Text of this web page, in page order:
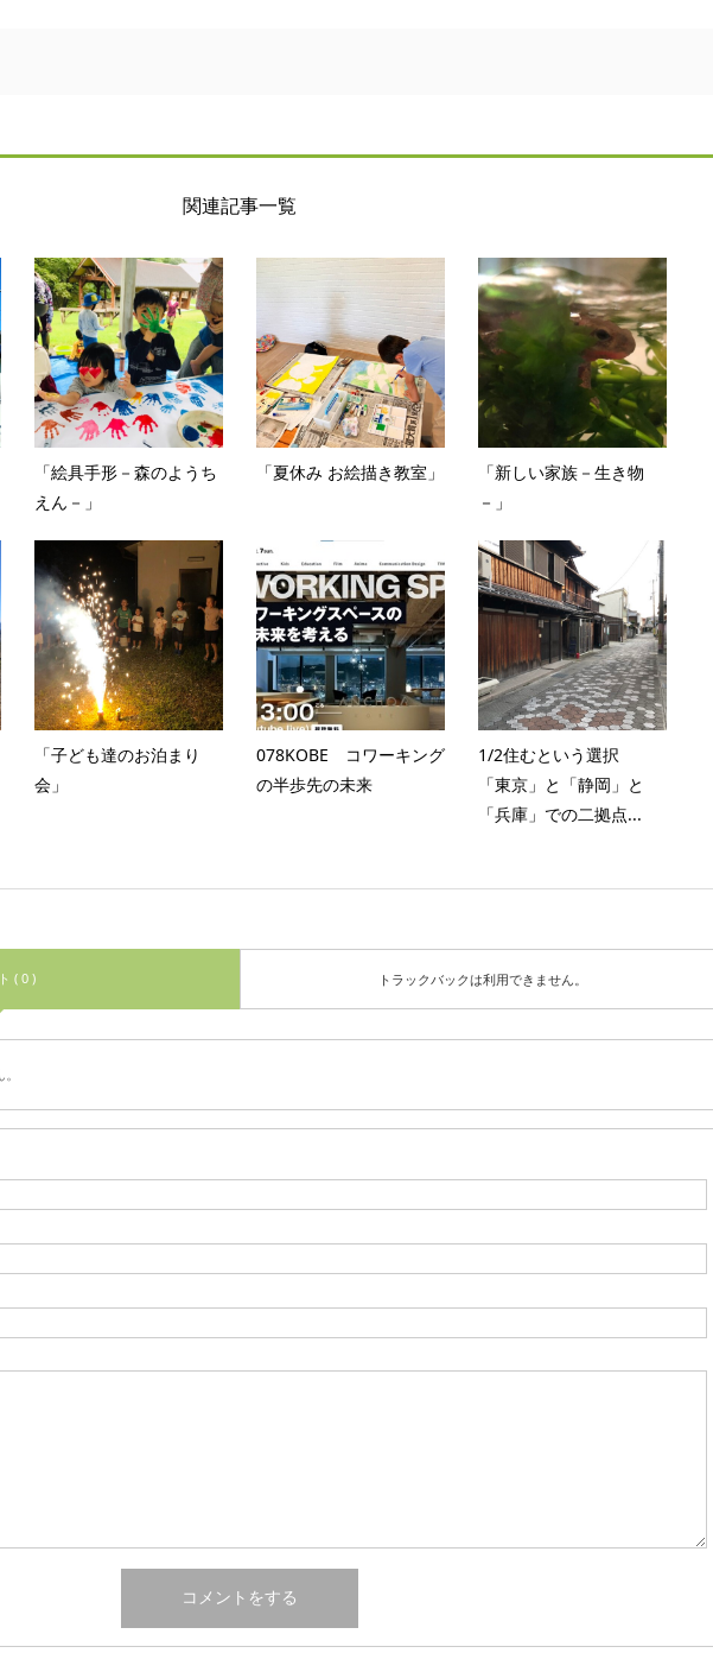
関連記事一覧
「絵具手形－森のようち
えん－」
「夏休み お絵描き教室」
「新しい家族－生き物
－」
「子ども達のお泊まり
会」
078KOBE コワーキング
の半歩先の未来
1/2住むという選択
「東京」と「静岡」と
「兵庫」での二拠点...
( 0 ) トラックバックは利用できません。